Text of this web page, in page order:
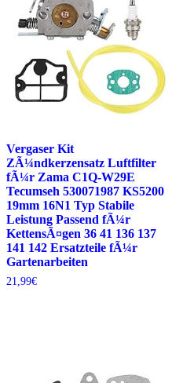
Vergaser Kit
ZÃ¼ndkerzensatz Luftfilter
fÃ¼r Zama C1Q-W29E
Tecumseh 530071987 KS5200
19mm 16N1 Typ Stabile
Leistung Passend fÃ¼r
KettensÃ¤gen 36 41 136 137
141 142 Ersatzteile fÃ¼r
Gartenarbeiten
21,99€